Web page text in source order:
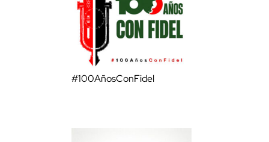
#100AñosConFidel